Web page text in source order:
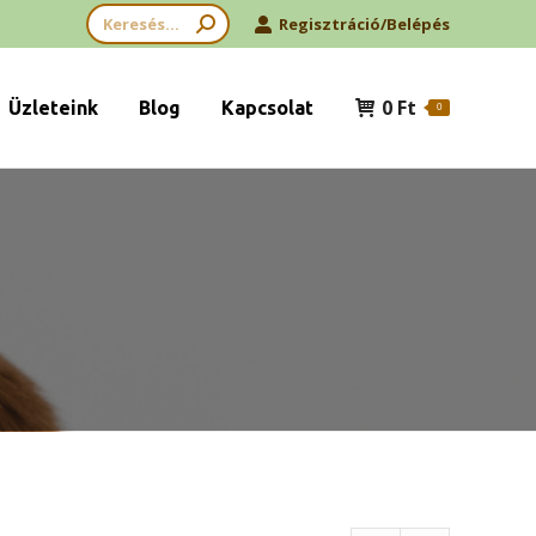
Search: Regisztráció/Belépés
Üzleteink Blog Kapcsolat 0 Ft 0